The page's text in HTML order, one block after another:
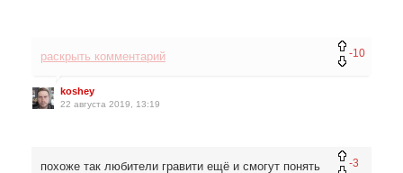
-10
раскрыть комментарий
koshey
22 августа 2019, 13:19
-3
похоже так любители гравити ещё и смогут понять